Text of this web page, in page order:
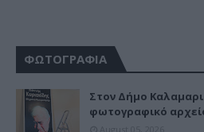
ΦΩΤΟΓΡΑΦΙΑ
Στον Δήμο
φωτογραφικό